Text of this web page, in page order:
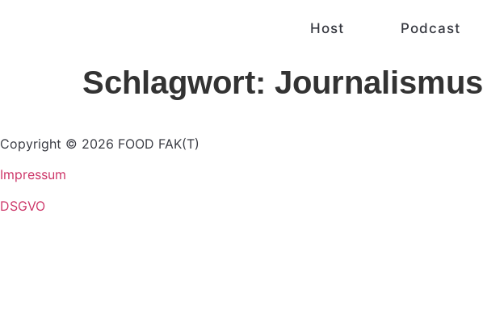
Host Podcast
Schlagwort: Journalismus
Copyright © 2026 FOOD FAK(T)
Impressum
DSGVO